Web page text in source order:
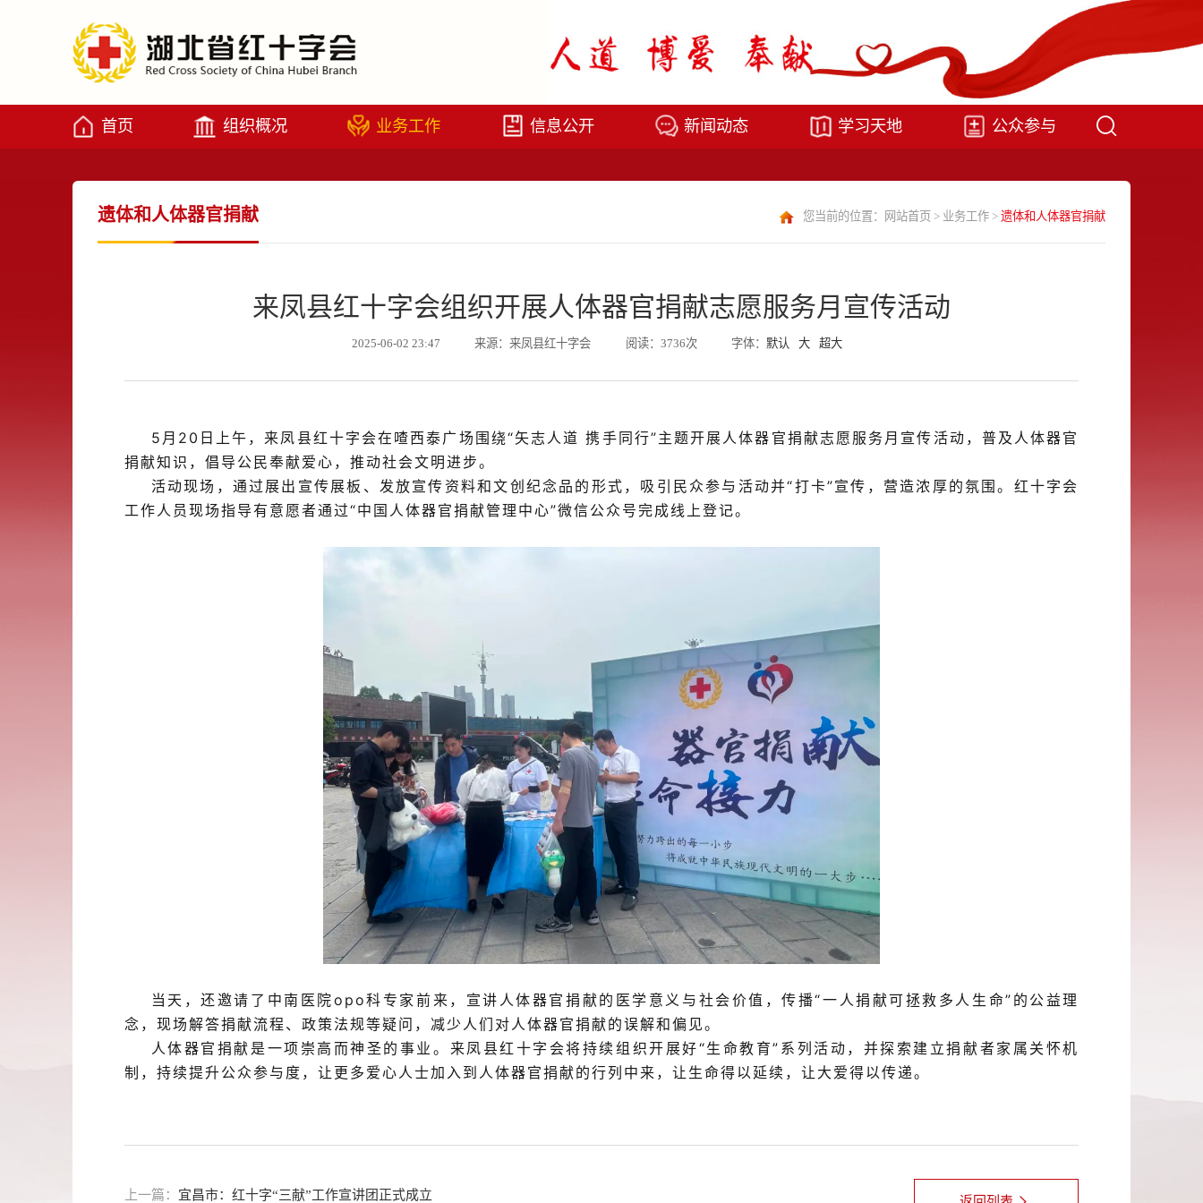
首页 组织概况 业务工作 信息公开 新闻动态 学习天地 公众参与
遗体和人体器官捐献 您当前的位置： 网站首页 > 业务工作 >遗体和人体器官捐献
来凤县红十字会组织开展人体器官捐献志愿服务月宣传活动
2025-06-02 23:47 来源：来凤县红十字会 阅读：3736次 字体：默认 大 超大
5月2 0 日上午，来凤县红十字会在 喳西泰广场围绕“矢志人道 携手同行”主题开展人体器官捐献志愿服务月宣传活动，普及人体器官
捐献知识，倡导公民奉献爱心，推动社会文明进步。
活动现场，通过展出宣传展板、发放宣传资料和文创纪念品的形式，吸引民众参与活动并“打卡”宣传，营造浓厚的氛围。 红十字会
工作人员 现场指导有意愿者通过“中国人体器官捐献管理中心”微信公众号完成线上登记。
当天，还邀请了中南医院opo科专家前来，宣讲人体器官捐献的医学意义与社会价值，传播“一人捐献可拯救多 人 生命”的 公益理
念 ， 现场解答捐献流程、政策法规等疑问 ，减少人们对人体器官捐献的误解和偏见。
人体器官捐献是一项崇高而神圣的事业。来凤 县红十字会将持续组织开展好“生命教育”系列活动，并探索 建立捐献者家属关怀机
制，持续提升公众参与度 ， 让更多爱心人士加入到人体器官捐献的行列中来， 让 生命得以延续，让大爱得以传递。
上一篇： 宜昌市：红十字“三献”工作宣讲团正式成立